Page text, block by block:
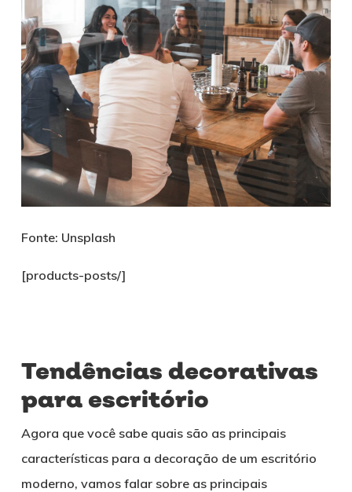
Fonte: Unsplash
[products-posts/]
Tendências decorativas
para escritório
Agora que você sabe quais são as principais
características para a decoração de um escritório
moderno, vamos falar sobre as principais